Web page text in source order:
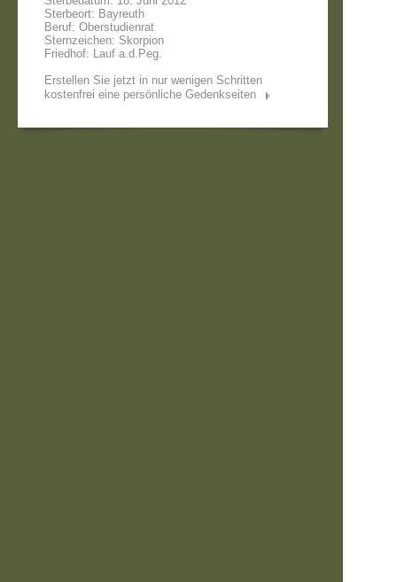
Sterbeort: Bayreuth
Beruf: Oberstudienrat
Sternzeichen: Skorpion
Friedhof: Lauf a.d.Peg.
Erstellen Sie jetzt in nur wenigen Schritten
kostenfrei eine persönliche Gedenkseiten